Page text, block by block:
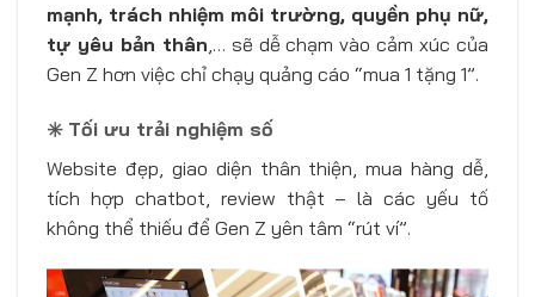
mạnh, trách nhiệm môi trường, quyền phụ nữ,
tự yêu bản thân,… sẽ dễ chạm vào cảm xúc của
Gen Z hơn việc chỉ chạy quảng cáo “mua 1 tặng 1”.
✳️ Tối ưu trải nghiệm số
Website đẹp, giao diện thân thiện, mua hàng dễ,
tích hợp chatbot, review thật – là các yếu tố
không thể thiếu để Gen Z yên tâm “rút ví”.